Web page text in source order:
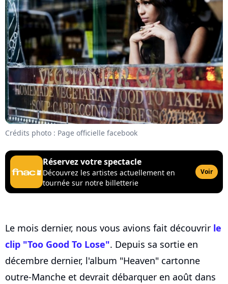
Crédits photo : Page officielle facebook
Réservez votre spectacle
Découvrez les artistes actuellement en
tournée sur notre billetterie
Voir
Le mois dernier, nous vous avions fait découvrir le
clip "Too Good To Lose". Depuis sa sortie en
décembre dernier, l'album "Heaven" cartonne
outre-Manche et devrait débarquer en août dans